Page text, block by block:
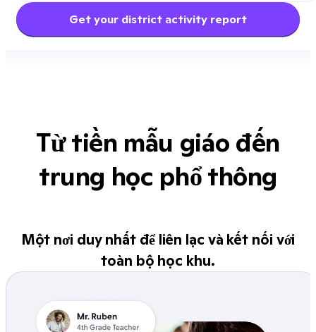
Get your district activity report
Từ tiền mẫu giáo đến
trung học phổ thông
Một nơi duy nhất để liên lạc và kết nối với
toàn bộ học khu.